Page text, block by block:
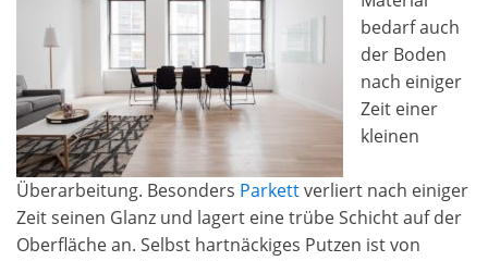
bedarf auch
der Boden
nach einiger
Zeit einer
kleinen
Überarbeitung. Besonders Parkettverliert nach einiger
Zeit seinen Glanz und lagert eine trübe Schicht auf der
Oberfläche an. Selbst hartnäckiges Putzen ist von